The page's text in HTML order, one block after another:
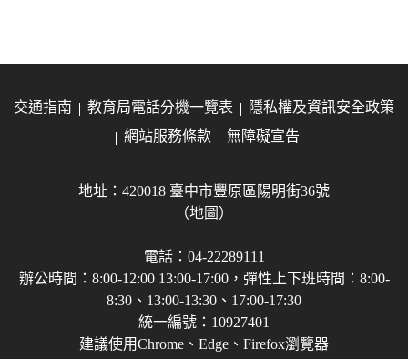
交通指南 教育局電話分機一覽表
隱私權及資訊安全政策
網站服務條款
無障礙宣告
地址：420018 臺中市豐原區陽明街36號
（地圖）
電話：04-22289111
辦公時間：8:00-12:00 13:00-17:00，彈性上下班時間：8:00-
8:30、13:00-13:30、17:00-17:30
統一編號：10927401
建議使用Chrome、Edge、Firefox瀏覽器